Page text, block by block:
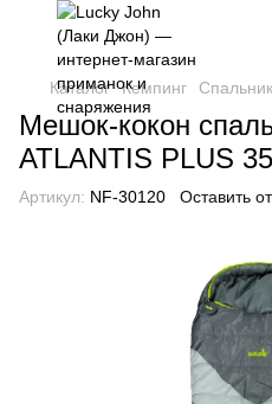
Каталог Кемпинг
Мешок-кокон
ATLANTIS PLUS
Артикул: NF-30120 Оставить